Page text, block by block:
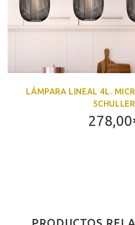
LÁMPARA LINEAL 4L.
SCHULLER
278,00